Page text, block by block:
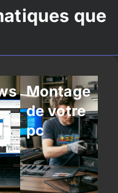
que
Montage
de votre
pc